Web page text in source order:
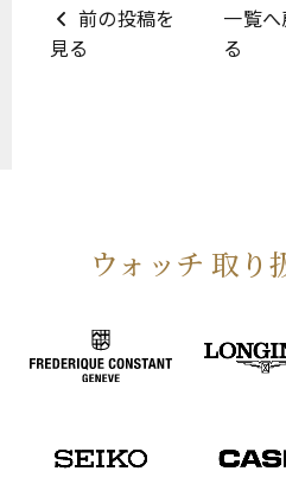
前の投稿を
見る
一覧
る
ウォッチ 取り